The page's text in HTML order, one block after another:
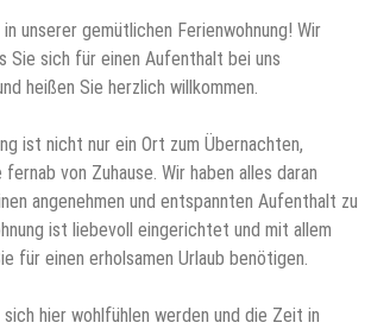
unserer gemütlichen Ferienwohnung! Wir
Sie sich für einen Aufenthalt bei uns
heißen Sie herzlich willkommen.
ist nicht nur ein Ort zum Übernachten,
von Zuhause. Wir haben alles daran
angenehmen und entspannten Aufenthalt zu
ist liebevoll eingerichtet und mit allem
für einen erholsamen Urlaub benötigen.
hier wohlfühlen werden und die Zeit in